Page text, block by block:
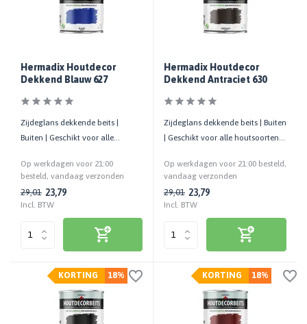
Hermadix Houtdecor
Dekkend Blauw 627
Zijdeglans dekkende beits |
Buiten | Geschikt voor alle
Op werkdagen voor 21:00
besteld, vandaag verzonden
29,01 23,79
Incl. BTW
Hermadix Houtdecor
Dekkend Antraciet 630
Zijdeglans dekkende beits | Buiten
| Geschikt voor alle houtsoorten |
Op werkdagen voor 21:00 besteld,
vandaag verzonden
29,01 23,79
Incl. BTW
18%
KORTING 18%
KORTING